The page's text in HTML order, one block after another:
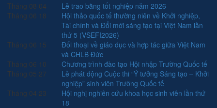
Tháng 08 04
Lễ trao bằng tốt nghiệp năm 2026
Tháng 06 18
Hội thảo quốc tế thường niên về Khởi nghiệp,
Tài chính và Đổi mới sáng tạo tại Việt Nam lần
thứ 5 (VSEFI2026)
Tháng 06 15
Đối thoại về giáo dục và hợp tác giữa Việt Nam
và CHLB Đức
Tháng 06 10
Chương trình đào tạo Hội nhập Trường Quốc tế
Tháng 05 27
Lễ phát động Cuộc thi “Ý tưởng Sáng tạo – Khởi
nghiệp” sinh viên Trường Quốc tế
Tháng 04 23
Hội nghị nghiên cứu khoa học sinh viên lần thứ
18